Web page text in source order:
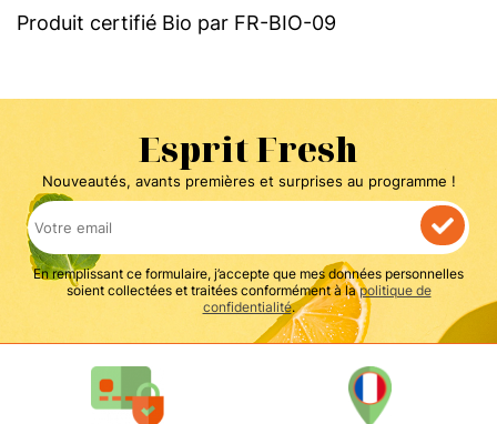
Produit certifié Bio par FR-BIO-09
Esprit Fresh
Nouveautés, avants premières et surprises au programme !
En remplissant ce formulaire, j’accepte que mes données personnelles
soient collectées et traitées conformément à lapolitique de
confidentialité.